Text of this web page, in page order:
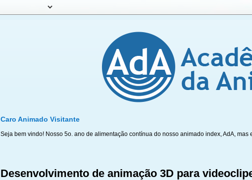
Caro Animado Visitante
Seja bem vindo! Nosso 5o. ano de alimentação contínua do nosso animado index, AdA,
Desenvolvimento de animação 3D para